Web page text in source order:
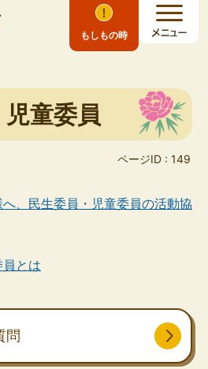
もしもの時
童委員
ページID : 149
、民生委員・児童委員の活動協
とは
問